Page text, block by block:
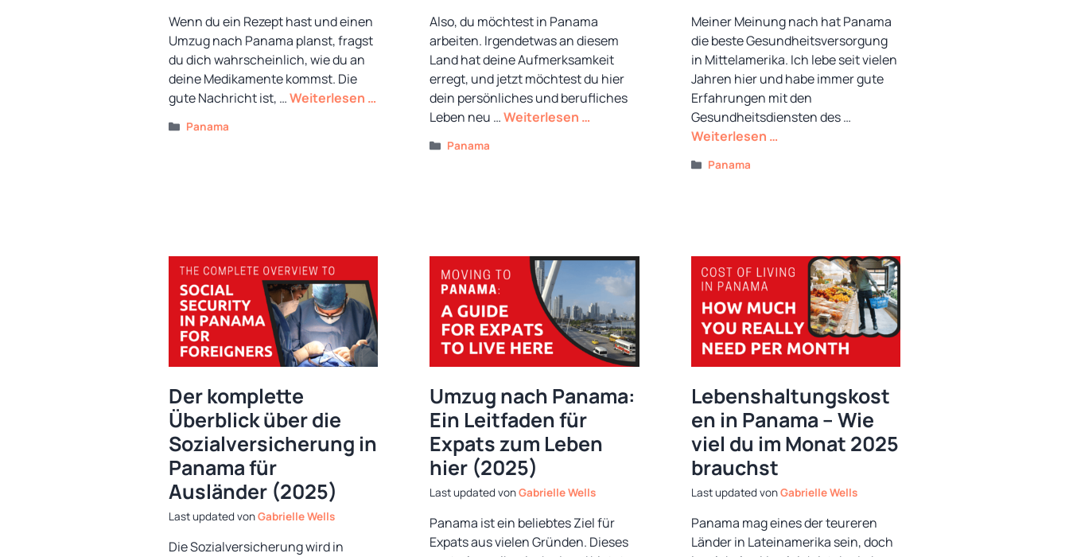
Wenn du ein Rezept hast und einen
Umzug nach Panama planst, fragst
du dich wahrscheinlich, wie du an
deine Medikamente kommst. Die
gute Nachricht ist, …Weiterlesen …
Kategorien
Panama
Also, du möchtest in Panama
arbeiten. Irgendetwas an diesem
Land hat deine Aufmerksamkeit
erregt, und jetzt möchtest du hier
dein persönliches und berufliches
Leben neu …Weiterlesen …
Kategorien
Panama
Meiner Meinung nach hat Panama
die beste Gesundheitsversorgung
in Mittelamerika. Ich lebe seit vielen
Jahren hier und habe immer gute
Erfahrungen mit den
Gesundheitsdiensten des …
Weiterlesen …
Kategorien
Panama
Der komplette
Überblick über die
Sozialversicherung in
Panama für
Ausländer (2025)
vonGabrielle Wells
Die Sozialversicherung wird in
Umzug nach Panama:
Ein Leitfaden für
Expats zum Leben
hier (2025)
vonGabrielle Wells
Panama ist ein beliebtes Ziel für
Expats aus vielen Gründen. Dieses
Lebenshaltungskost
en in Panama – Wie
viel du im Monat 2025
brauchst
vonGabrielle Wells
Panama mag eines der teureren
Länder in Lateinamerika sein, doch